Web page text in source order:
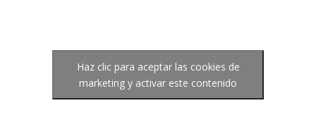
Haz clic para aceptar las cookies de
marketing y activar este contenido